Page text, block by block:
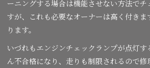
ーニングする場合は機能させない方法で
すが、これも必要なオーナーは高く付きま
ります。
いづれもエンジンチェックランプが点灯す
ん不合格になり、走りも制限されるので修